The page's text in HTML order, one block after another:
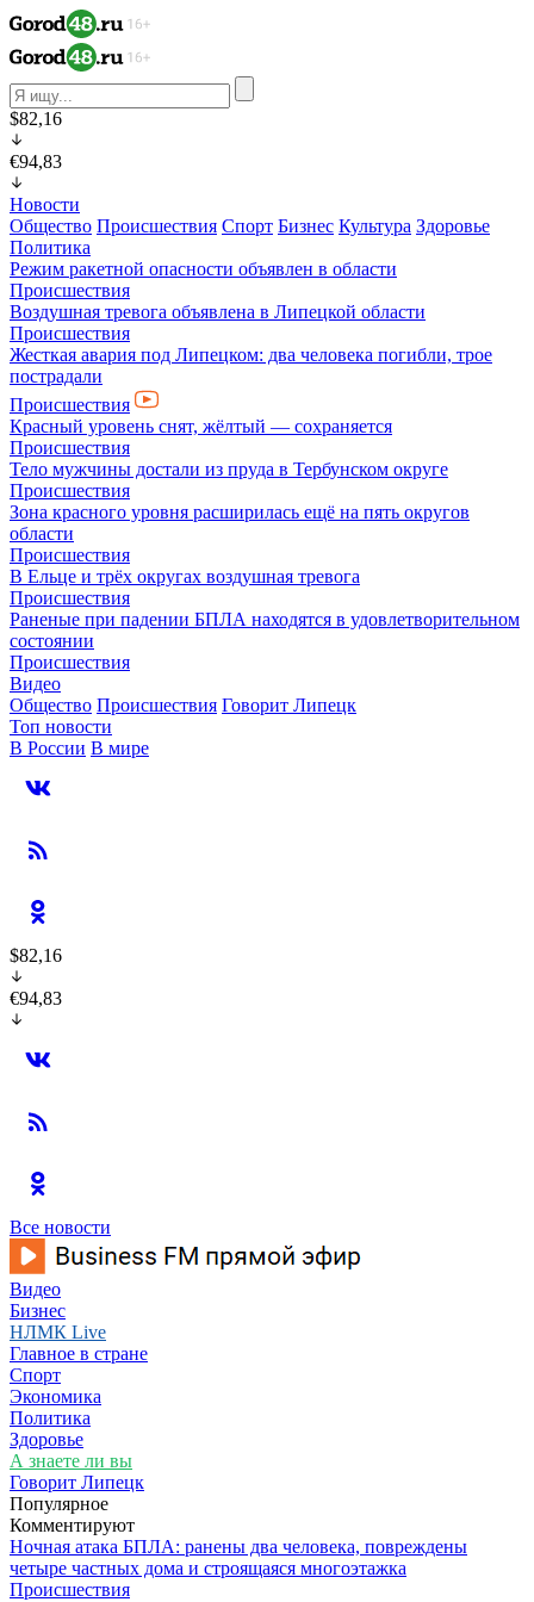
$82,16
€94,83
Новости
Общество Происшествия Спорт Бизнес Культура Здоровье
Политика
Режим ракетной опасности объявлен в области
Происшествия
Воздушная тревога объявлена в Липецкой области
Происшествия
Жесткая авария под Липецком: два человека погибли, трое
пострадали
Происшествия
Красный уровень снят, жёлтый — сохраняется
Происшествия
Тело мужчины достали из пруда в Тербунском округе
Происшествия
Зона красного уровня расширилась ещё на пять округов
области
Происшествия
В Ельце и трёх округах воздушная тревога
Происшествия
Раненые при падении БПЛА находятся в удовлетворительном
состоянии
Происшествия
Видео
Общество Происшествия Говорит Липецк
Топ новости
В России В мире
$82,16
€94,83
Все новости
Видео
Бизнес
НЛМК Live
Главное в стране
Спорт
Экономика
Политика
Здоровье
А знаете ли вы
Говорит Липецк
Популярное
Комментируют
Ночная атака БПЛА: ранены два человека, повреждены
четыре частных дома и строящаяся многоэтажка
Происшествия